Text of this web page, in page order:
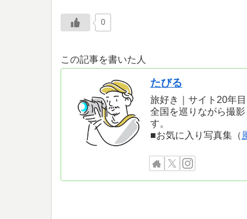
0
この記事を書いた人
たびる
旅好き｜サイト20年
全国を巡りながら撮
す。
■お気に入り写真集（